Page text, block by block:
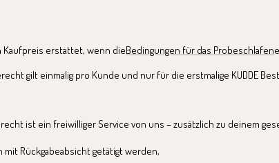
Kaufpreis erstattet, wenn dieBedingungen für das Probeschlafen
gilt einmalig pro Kunde und nur für die erstmalige KUDDE
ist ein freiwilliger Service von uns – zusätzlich zu deinem
Rückgabeabsicht getätigt werden,